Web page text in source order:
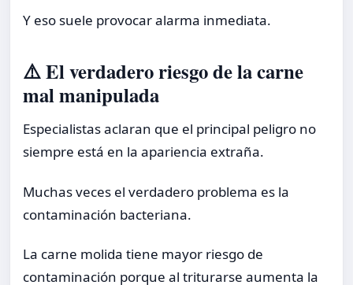
Y eso suele provocar alarma inmediata.
⚠️ El verdadero riesgo de la carne
mal manipulada
Especialistas aclaran que el principal peligro no
siempre está en la apariencia extraña.
Muchas veces el verdadero problema es la
contaminación bacteriana.
La carne molida tiene mayor riesgo de
contaminación porque al triturarse aumenta la